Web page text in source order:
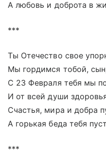
А любовь и доброта в
***
Ты Отечество свое
Мы гордимся тобой,
С 23 Февраля тебя мы
И от всей души
Счастья, мира и добра
А горькая беда тебя
***